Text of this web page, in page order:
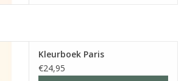
Kleurboek Paris
€24,95